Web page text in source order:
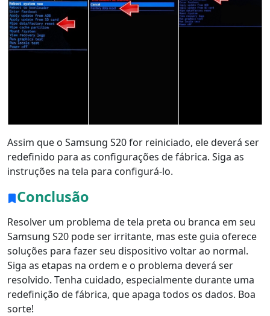
Assim que o Samsung S20 for reiniciado, ele deverá ser
redefinido para as configurações de fábrica. Siga as
instruções na tela para configurá-lo.
Conclusão
Resolver um problema de tela preta ou branca em seu
Samsung S20 pode ser irritante, mas este guia oferece
soluções para fazer seu dispositivo voltar ao normal.
Siga as etapas na ordem e o problema deverá ser
resolvido. Tenha cuidado, especialmente durante uma
redefinição de fábrica, que apaga todos os dados. Boa
sorte!